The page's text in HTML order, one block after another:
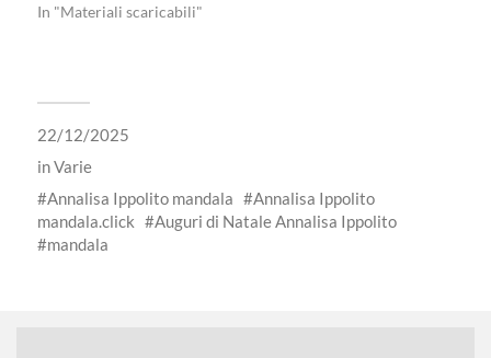
In "Materiali scaricabili"
22/12/2025
inVarie
Annalisa Ippolito mandala
Annalisa Ippolito
mandala.click
Auguri di Natale Annalisa Ippolito
mandala